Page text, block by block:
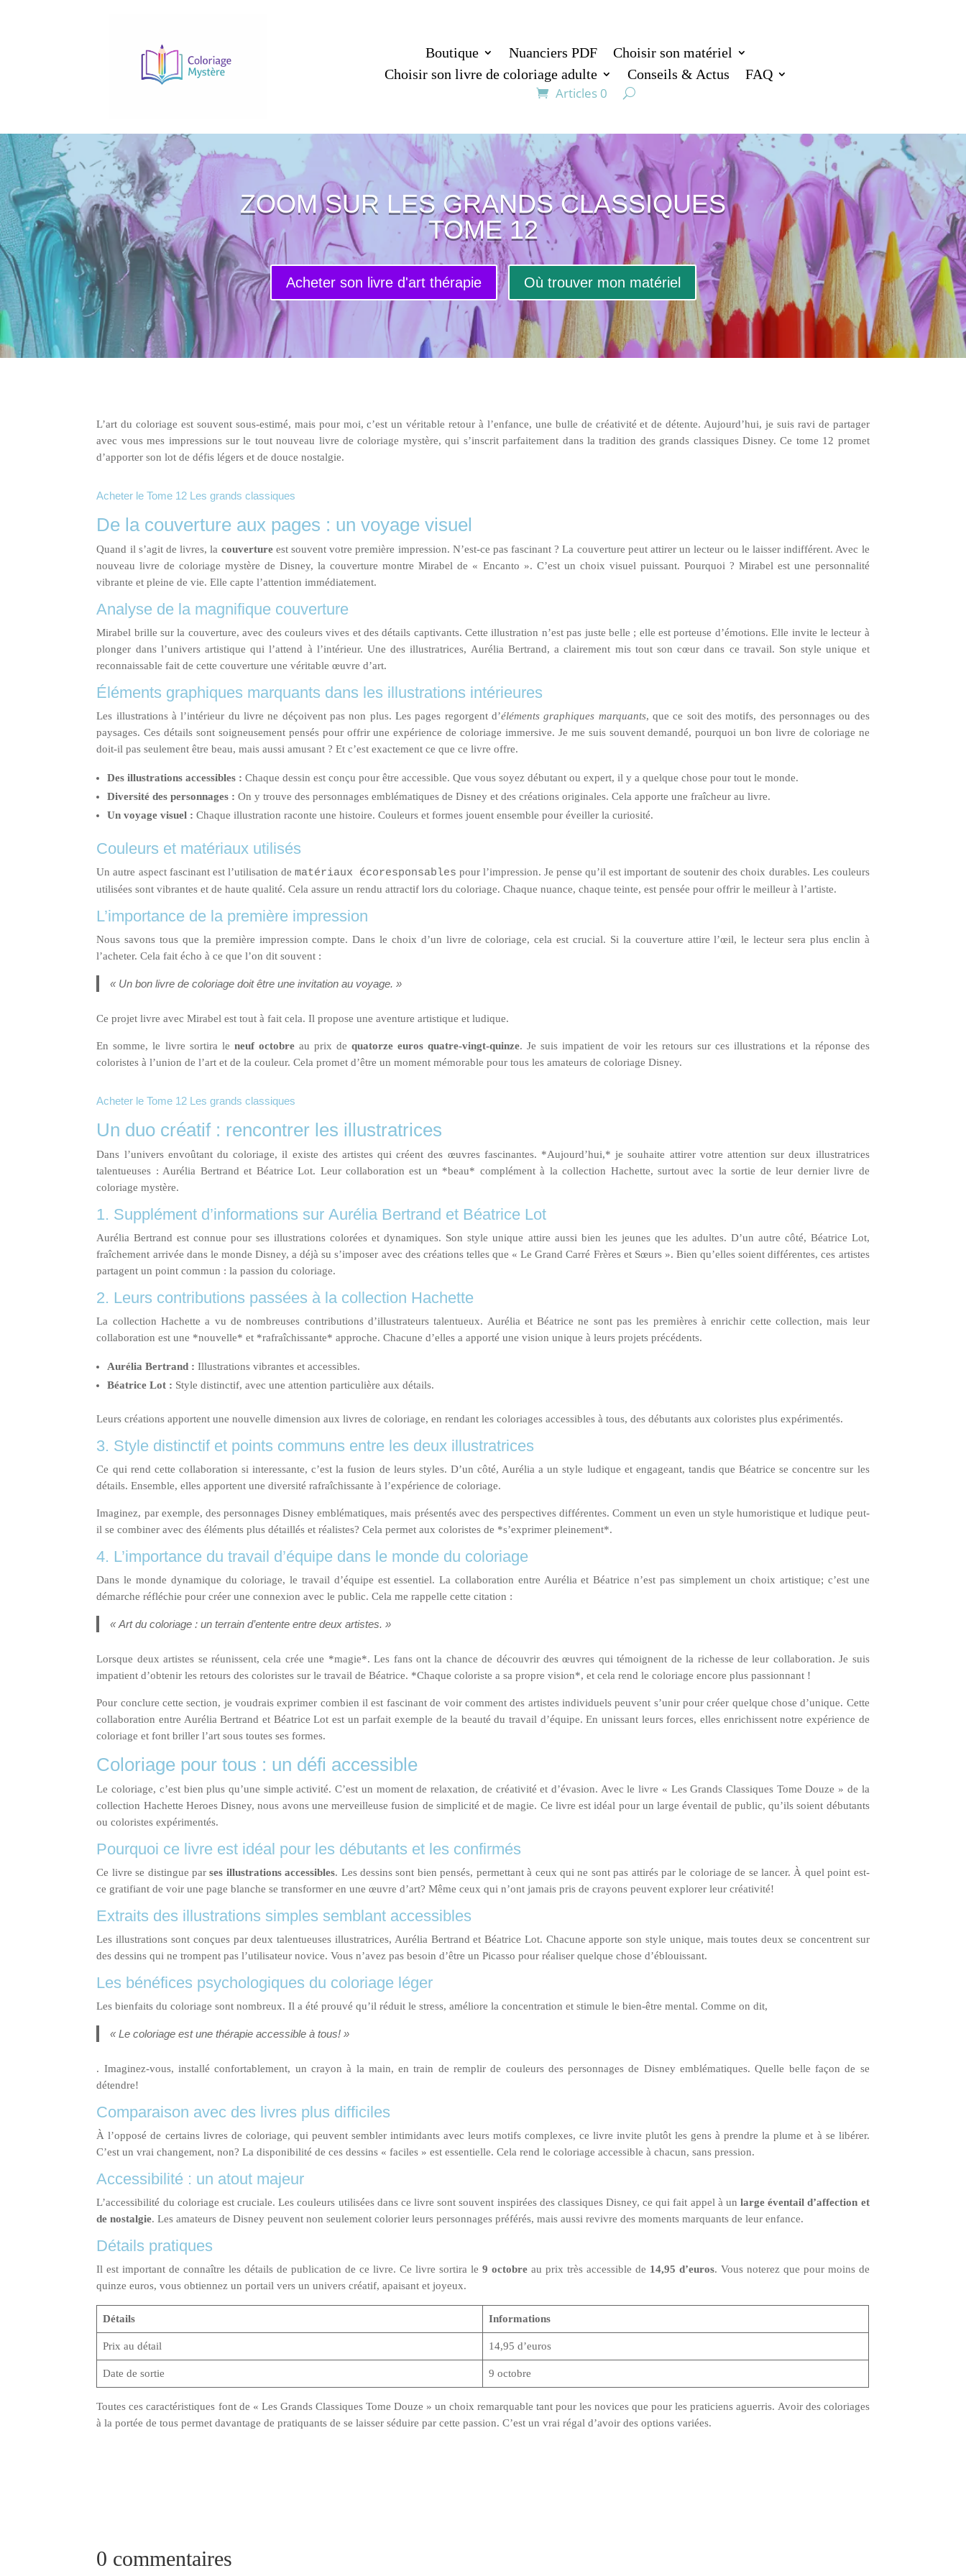
Boutique Nuanciers PDF
Choisir son matériel
Choisir son livre de coloriage adulte
Conseils & Actus FAQ
Articles 0
ZOOM SUR LES GRANDS CLASSIQUES
TOME 12
Acheter son livre d'art thérapie Où trouver mon matériel
L’art du coloriage est souvent sous-estimé, mais pour moi, c’est un véritable retour à l’enfance, une bulle de créativité et de détente. Aujourd’hui, je suis ravi de partager
avec vous mes impressions sur le tout nouveau livre de coloriage mystère, qui s’inscrit parfaitement dans la tradition des grands classiques Disney. Ce tome 12 promet
d’apporter son lot de défis légers et de douce nostalgie.
Acheter le Tome 12 Les grands classiques
De la couverture aux pages : un voyage visuel
Quand il s’agit de livres, la couvertureest souvent votre première impression. N’est-ce pas fascinant ? La couverture peut attirer un lecteur ou le laisser indifférent. Avec le
nouveau livre de coloriage mystère de Disney, la couverture montre Mirabel de « Encanto ». C’est un choix visuel puissant. Pourquoi ? Mirabel est une personnalité
vibrante et pleine de vie. Elle capte l’attention immédiatement.
Analyse de la magnifique couverture
Mirabel brille sur la couverture, avec des couleurs vives et des détails captivants. Cette illustration n’est pas juste belle ; elle est porteuse d’émotions. Elle invite le lecteur à
plonger dans l’univers artistique qui l’attend à l’intérieur. Une des illustratrices, Aurélia Bertrand, a clairement mis tout son cœur dans ce travail. Son style unique et
reconnaissable fait de cette couverture une véritable œuvre d’art.
Éléments graphiques marquants dans les illustrations intérieures
Les illustrations à l’intérieur du livre ne déçoivent pas non plus. Les pages regorgent d’éléments graphiques marquants, que ce soit des motifs, des personnages ou des
paysages. Ces détails sont soigneusement pensés pour offrir une expérience de coloriage immersive. Je me suis souvent demandé, pourquoi un bon livre de coloriage ne
doit-il pas seulement être beau, mais aussi amusant ? Et c’est exactement ce que ce livre offre.
Des illustrations accessibles :Chaque dessin est conçu pour être accessible. Que vous soyez débutant ou expert, il y a quelque chose pour tout le monde.
Diversité des personnages :On y trouve des personnages emblématiques de Disney et des créations originales. Cela apporte une fraîcheur au livre.
Un voyage visuel :Chaque illustration raconte une histoire. Couleurs et formes jouent ensemble pour éveiller la curiosité.
Couleurs et matériaux utilisés
Un autre aspect fascinant est l’utilisation de matériaux écoresponsables pour l’impression. Je pense qu’il est important de soutenir des choix durables. Les couleurs
utilisées sont vibrantes et de haute qualité. Cela assure un rendu attractif lors du coloriage. Chaque nuance, chaque teinte, est pensée pour offrir le meilleur à l’artiste.
L’importance de la première impression
Nous savons tous que la première impression compte. Dans le choix d’un livre de coloriage, cela est crucial. Si la couverture attire l’œil, le lecteur sera plus enclin à
l’acheter. Cela fait écho à ce que l’on dit souvent :
« Un bon livre de coloriage doit être une invitation au voyage. »
Ce projet livre avec Mirabel est tout à fait cela. Il propose une aventure artistique et ludique.
En somme, le livre sortira le neuf octobreau prix de quatorze euros quatre-vingt-quinze. Je suis impatient de voir les retours sur ces illustrations et la réponse des
coloristes à l’union de l’art et de la couleur. Cela promet d’être un moment mémorable pour tous les amateurs de coloriage Disney.
Acheter le Tome 12 Les grands classiques
Un duo créatif : rencontrer les illustratrices
Dans l’univers envoûtant du coloriage, il existe des artistes qui créent des œuvres fascinantes. *Aujourd’hui,* je souhaite attirer votre attention sur deux illustratrices
talentueuses : Aurélia Bertrand et Béatrice Lot. Leur collaboration est un *beau* complément à la collection Hachette, surtout avec la sortie de leur dernier livre de
coloriage mystère.
1. Supplément d’informations surAurélia Bertrand et Béatrice Lot
Aurélia Bertrand est connue pour ses illustrations colorées et dynamiques. Son style unique attire aussi bien les jeunes que les adultes. D’un autre côté, Béatrice Lot,
fraîchement arrivée dans le monde Disney, a déjà su s’imposer avec des créations telles que « Le Grand Carré Frères et Sœurs ». Bien qu’elles soient différentes, ces artistes
partagent un point commun : la passion du coloriage.
2. Leurs contributions passées à la collection Hachette
La collection Hachette a vu de nombreuses contributions d’illustrateurs talentueux. Aurélia et Béatrice ne sont pas les premières à enrichir cette collection, mais leur
collaboration est une *nouvelle* et *rafraîchissante* approche. Chacune d’elles a apporté une vision unique à leurs projets précédents.
Aurélia Bertrand : Illustrations vibrantes et accessibles.
Béatrice Lot : Style distinctif, avec une attention particulière aux détails.
Leurs créations apportent une nouvelle dimension aux livres de coloriage, en rendant les coloriages accessibles à tous, des débutants aux coloristes plus expérimentés.
3. Style distinctif et points communs entre les deux illustratrices
Ce qui rend cette collaboration si interessante, c’est la fusion de leurs styles. D’un côté, Aurélia a un style ludique et engageant, tandis que Béatrice se concentre sur les
détails. Ensemble, elles apportent une diversité rafraîchissante à l’expérience de coloriage.
Imaginez, par exemple, des personnages Disney emblématiques, mais présentés avec des perspectives différentes. Comment un even un style humoristique et ludique peut-
il se combiner avec des éléments plus détaillés et réalistes? Cela permet aux coloristes de *s’exprimer pleinement*.
4. L’importance du travail d’équipe dans le monde du coloriage
Dans le monde dynamique du coloriage, le travail d’équipe est essentiel. La collaboration entre Aurélia et Béatrice n’est pas simplement un choix artistique; c’est une
démarche réfléchie pour créer une connexion avec le public. Cela me rappelle cette citation :
« Art du coloriage : un terrain d’entente entre deux artistes. »
Lorsque deux artistes se réunissent, cela crée une *magie*. Les fans ont la chance de découvrir des œuvres qui témoignent de la richesse de leur collaboration. Je suis
impatient d’obtenir les retours des coloristes sur le travail de Béatrice. *Chaque coloriste a sa propre vision*, et cela rend le coloriage encore plus passionnant !
Pour conclure cette section, je voudrais exprimer combien il est fascinant de voir comment des artistes individuels peuvent s’unir pour créer quelque chose d’unique. Cette
collaboration entre Aurélia Bertrand et Béatrice Lot est un parfait exemple de la beauté du travail d’équipe. En unissant leurs forces, elles enrichissent notre expérience de
coloriage et font briller l’art sous toutes ses formes.
Coloriage pour tous : un défi accessible
Le coloriage, c’est bien plus qu’une simple activité. C’est un moment de relaxation, de créativité et d’évasion. Avec le livre « Les Grands Classiques Tome Douze » de la
collection Hachette Heroes Disney, nous avons une merveilleuse fusion de simplicité et de magie. Ce livre est idéal pour un large éventail de public, qu’ils soient débutants
ou coloristes expérimentés.
Pourquoi ce livre est idéal pour les débutants et les confirmés
Ce livre se distingue parses illustrations accessibles. Les dessins sont bien pensés, permettant à ceux qui ne sont pas attirés par le coloriage de se lancer. À quel point est-
ce gratifiant de voir une page blanche se transformer en une œuvre d’art? Même ceux qui n’ont jamais pris de crayons peuvent explorer leur créativité!
Extraits des illustrations simples semblant accessibles
Les illustrations sont conçues par deux talentueuses illustratrices, Aurélia Bertrand et Béatrice Lot. Chacune apporte son style unique, mais toutes deux se concentrent sur
des dessins qui ne trompent pas l’utilisateur novice. Vous n’avez pas besoin d’être un Picasso pour réaliser quelque chose d’éblouissant.
Les bénéfices psychologiques du coloriage léger
Les bienfaits du coloriage sont nombreux. Il a été prouvé qu’il réduit le stress, améliore la concentration et stimule le bien-être mental. Comme on dit,
« Le coloriage est une thérapie accessible à tous! »
. Imaginez-vous, installé confortablement, un crayon à la main, en train de remplir de couleurs des personnages de Disney emblématiques. Quelle belle façon de se
détendre!
Comparaison avec des livres plus difficiles
À l’opposé de certains livres de coloriage, qui peuvent sembler intimidants avec leurs motifs complexes, ce livre invite plutôt les gens à prendre la plume et à se libérer.
C’est un vrai changement, non? La disponibilité de ces dessins « faciles » est essentielle. Cela rend le coloriage accessible à chacun, sans pression.
Accessibilité : un atout majeur
L’accessibilité du coloriage est cruciale. Les couleurs utilisées dans ce livre sont souvent inspirées des classiques Disney, ce qui fait appel à unlarge éventail d’affection et
de nostalgie. Les amateurs de Disney peuvent non seulement colorier leurs personnages préférés, mais aussi revivre des moments marquants de leur enfance.
Détails pratiques
Il est important de connaître les détails de publication de ce livre. Ce livre sortira le 9 octobreau prix très accessible de 14,95 d’euros. Vous noterez que pour moins de
quinze euros, vous obtiennez un portail vers un univers créatif, apaisant et joyeux.
Détails Informations
Prix au détail 14,95 d’euros
Date de sortie 9 octobre
Toutes ces caractéristiques font de « Les Grands Classiques Tome Douze » un choix remarquable tant pour les novices que pour les praticiens aguerris. Avoir des coloriages
à la portée de tous permet davantage de pratiquants de se laisser séduire par cette passion. C’est un vrai régal d’avoir des options variées.
0 commentaires